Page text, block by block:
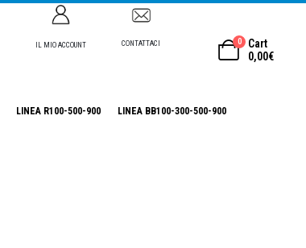
IL MIO ACCOUNT CONTATTACI 0
Cart
0,00€
LINEA R100-500-900 LINEA BB100-300-500-900